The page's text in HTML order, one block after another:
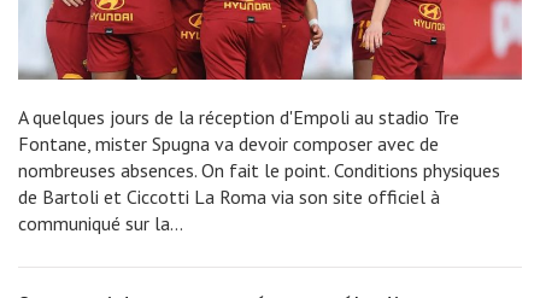
A quelques jours de la réception d'Empoli au stadio Tre
Fontane, mister Spugna va devoir composer avec de
nombreuses absences. On fait le point. Conditions physiques
de Bartoli et Ciccotti La Roma via son site officiel à
communiqué sur la…